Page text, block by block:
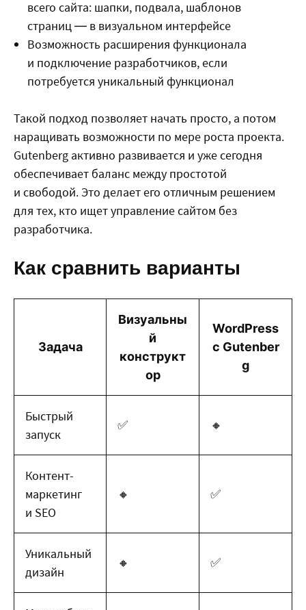
всего сайта: шапки, подвала, шаблонов
страниц — в визуальном интерфейсе
Возможность расширения функционала
и подключение разработчиков, если
потребуется уникальный функционал
Такой подход позволяет начать просто, а потом
наращивать возможности по мере роста проекта.
Gutenberg активно развивается и уже сегодня
обеспечивает баланс между простотой
и свободой. Это делает его отличным решением
для тех, кто ищет управление сайтом без
разработчика.
Как сравнить варианты
Задача
Визуальны
й
конструкт
ор
WordPress
с Gutenber
g
Быстрый
запуск
✅ 🔸
Контент-
маркетинг
и SEO
🔸 ✅
Уникальный
дизайн
🔸 ✅